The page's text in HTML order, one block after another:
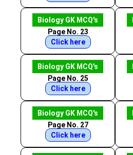
Biology GK MCQ's
Page No. 23
Click here
Biology GK MCQ's
Page No. 25
Click here
Biology GK MCQ's
Page No. 27
Click here